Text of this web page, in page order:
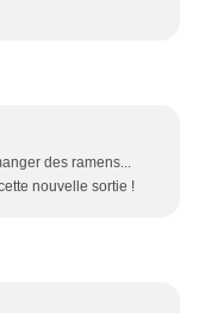
des ramens...
nouvelle sortie !